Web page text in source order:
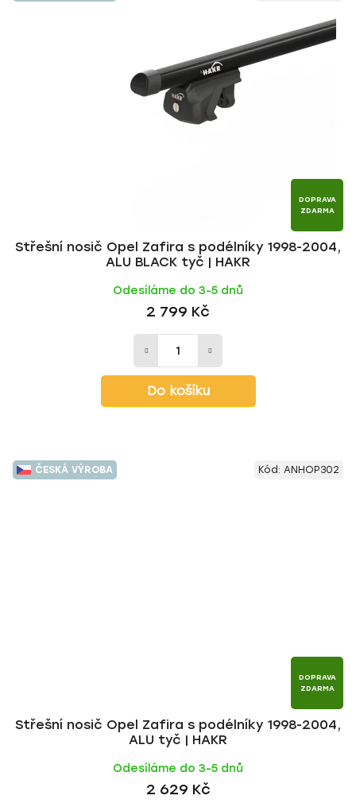
DOPRAVA
ZDARMA
Střešní nosič Opel Zafira s podélníky 1998-2004,
ALU BLACK tyč | HAKR
Odesíláme do 3-5 dnů
2 799 Kč
Do košíku
ČESKÁ VÝROBA
DOPRAVA
ZDARMA
Střešní nosič Opel Zafira s podélníky 1998-2004,
ALU tyč | HAKR
Odesíláme do 3-5 dnů
2 629 Kč
Kód: ANHOP302